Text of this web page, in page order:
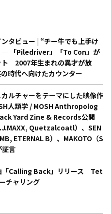
タビュー | “チー牛でも上手け
― 「Piledriver」「To Con」が
ト 2007年生まれの異才が放
時代へ向けたカウンター
ルチャーをテーマにした映像作
人類学 / MOSH Anthropolog
Yard Zine & Records公開
Quetzalcoatl）、SEN
ETERNAL B）、MAKOTO（S
証言
「Calling Back」リリース Tet
チャリング